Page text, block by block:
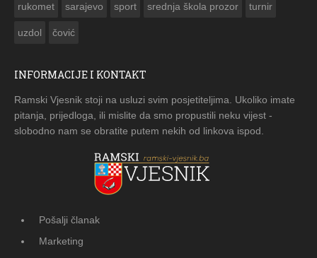
rukomet sarajevo sport srednja škola prozor turnir
uzdol čović
INFORMACIJE I KONTAKT
Ramski Vjesnik stoji na usluzi svim posjetiteljima. Ukoliko imate
pitanja, prijedloga, ili mislite da smo propustili neku vijest -
slobodno nam se obratite putem nekih od linkova ispod.
Pošalji članak
Marketing